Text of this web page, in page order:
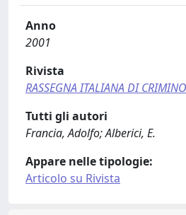
Anno
2001
Rivista
RASSEGNA ITALIANA DI
Tutti gli autori
Francia, Adolfo; Alberici, E.
Appare nelle tipologie:
Articolo su Rivista